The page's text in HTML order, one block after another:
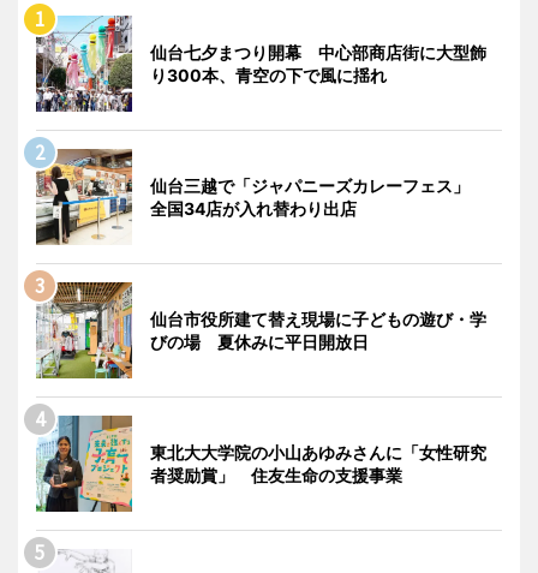
仙台七夕まつり開幕 中心部商店街に大型飾
り300本、青空の下で風に揺れ
仙台三越で「ジャパニーズカレーフェス」
全国34店が入れ替わり出店
仙台市役所建て替え現場に子どもの遊び・学
びの場 夏休みに平日開放日
東北大大学院の小山あゆみさんに「女性研究
者奨励賞」 住友生命の支援事業